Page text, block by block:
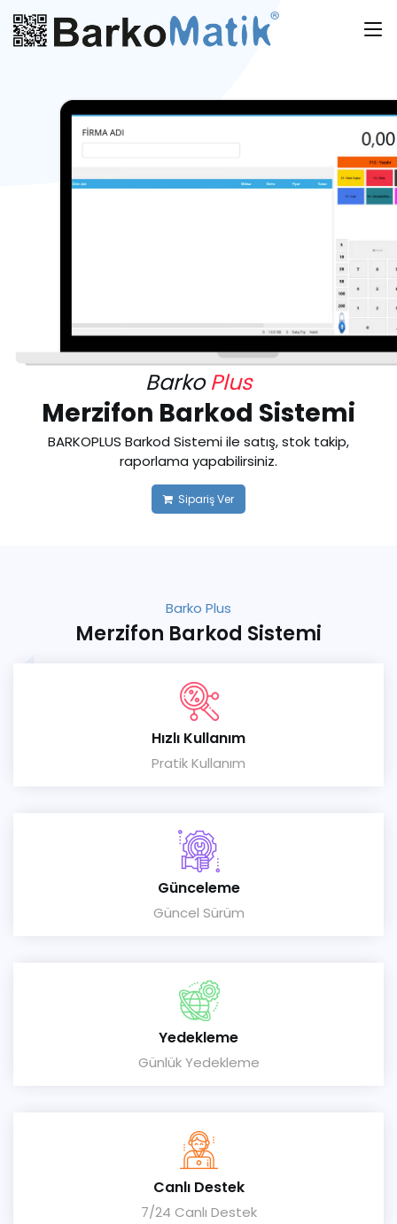
BarkoPlus
Merzifon Barkod Sistemi
BARKOPLUS Barkod Sistemi ile satış, stok takip,
raporlama yapabilirsiniz.
Sipariş Ver
Barko Plus
Merzifon Barkod Sistemi
Hızlı Kullanım
Pratik Kullanım
Günceleme
Güncel Sürüm
Yedekleme
Günlük Yedekleme
Canlı Destek
7/24 Canlı Destek